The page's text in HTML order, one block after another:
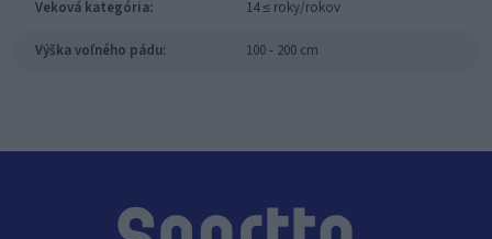
Veková kategória: 14 ≤ roky/rokov
Výška voľného pádu: 100 - 200 cm